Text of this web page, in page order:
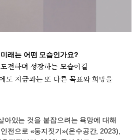
래는 어떤 모습인가요?
전하며 성장하는 모습이길
도 지금과는 또 다른 목표와 희망을
아있는 것을 붙잡으려는 욕망에 대해
전으로 «둥지짓기»(온수공간, 2023),